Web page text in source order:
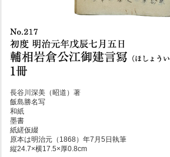
長谷川深美（昭道）著
飯島勝名写
和紙
墨書
紙縒仮綴
原本は明治元（1868）年7月5日執筆
縦24.7×横17.5×厚0.8cm